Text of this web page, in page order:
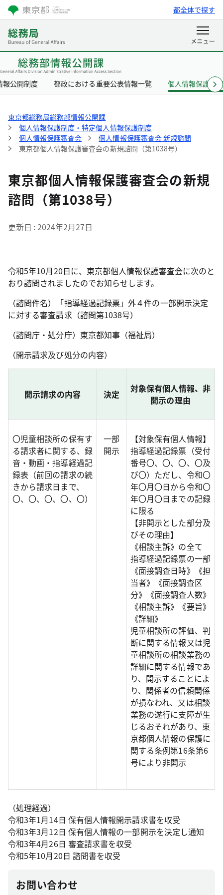
都全体で探す
報公開制度 都政における重要公表情報一覧 個人情報保護制
東京都総務局総務部情報公開課
個人情報保護制度・特定個人情報保護制度
個人情報保護審査会
個人情報保護審査会 新規諮問
東京都個人情報保護審査会の新規諮問（第1038号）
東京都個人情報保護審査会の新規
諮問（第1038号）
更新日 2024年2月27日
令和5年10月20日に、東京都個人情報保護審査会に次のと
おり諮問されましたのでお知らせします。
（諮問件名）「指導経過記録票」外４件の一部開示決定
に対する審査請求（諮問第1038号）
（諮問庁・処分庁）東京都知事（福祉局）
（開示請求及び処分の内容）
開示請求の内容 決定
対象保有個人情報、非
開示の理由
〇児童相談所の保有す
る請求者に関する、録
音・動画・指導経過記
録表（前回の請求の続
きから請求日まで、
〇、〇、〇、〇、〇）
一部
開示
【対象保有個人情報】
指導経過記録票（受付
番号〇、〇、〇、〇及
び〇）ただし、令和〇
年〇月〇日から令和〇
年〇月〇日までの記録
に限る
【非開示とした部分及
びその理由】
《相談主訴》の全て
指導経過記録票の一部
《面接調査日時》《担
当者》《面接調査区
分》《面接調査人数》
《相談主訴》《要旨》
《詳細》
児童相談所の評価、判
断に関する情報又は児
童相談所の相談業務の
詳細に関する情報であ
り、開示することによ
り、関係者の信頼関係
が損なわれ、又は相談
業務の遂行に支障が生
じるおそれがあり、東
京都個人情報の保護に
関する条例第16条第6
号により非開示
（処理経過）
令和3年1月14日 保有個人情報開示請求書を収受
令和3年3月12日 保有個人情報の一部開示を決定し通知
令和3年4月26日 審査請求書を収受
令和5年10月20日 諮問書を収受
お問い合わせ